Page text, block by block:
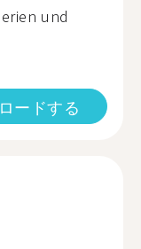
und
ードする